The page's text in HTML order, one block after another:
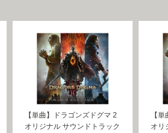
【単曲】ドラゴンズドグマ 2
オリジナル サウンドトラック
【
オリ